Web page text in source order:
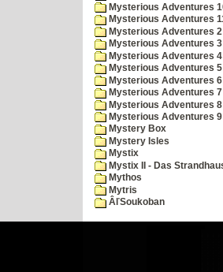
Mysterious Adventures
Mysterious Adventures
Mysterious Adventures
Mysterious Adventures
Mysterious Adventures
Mysterious Adventures
Mysterious Adventures
Mysterious Adventures
Mysterious Adventures
Mysterious Adventures
Mystery Box
Mystery Isles
Mystix
Mystix II - Das
Mythos
Mytris
ÂľSoukoban